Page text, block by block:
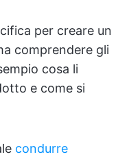
per creare un
comprendere gli
cosa li
e come si
condurre